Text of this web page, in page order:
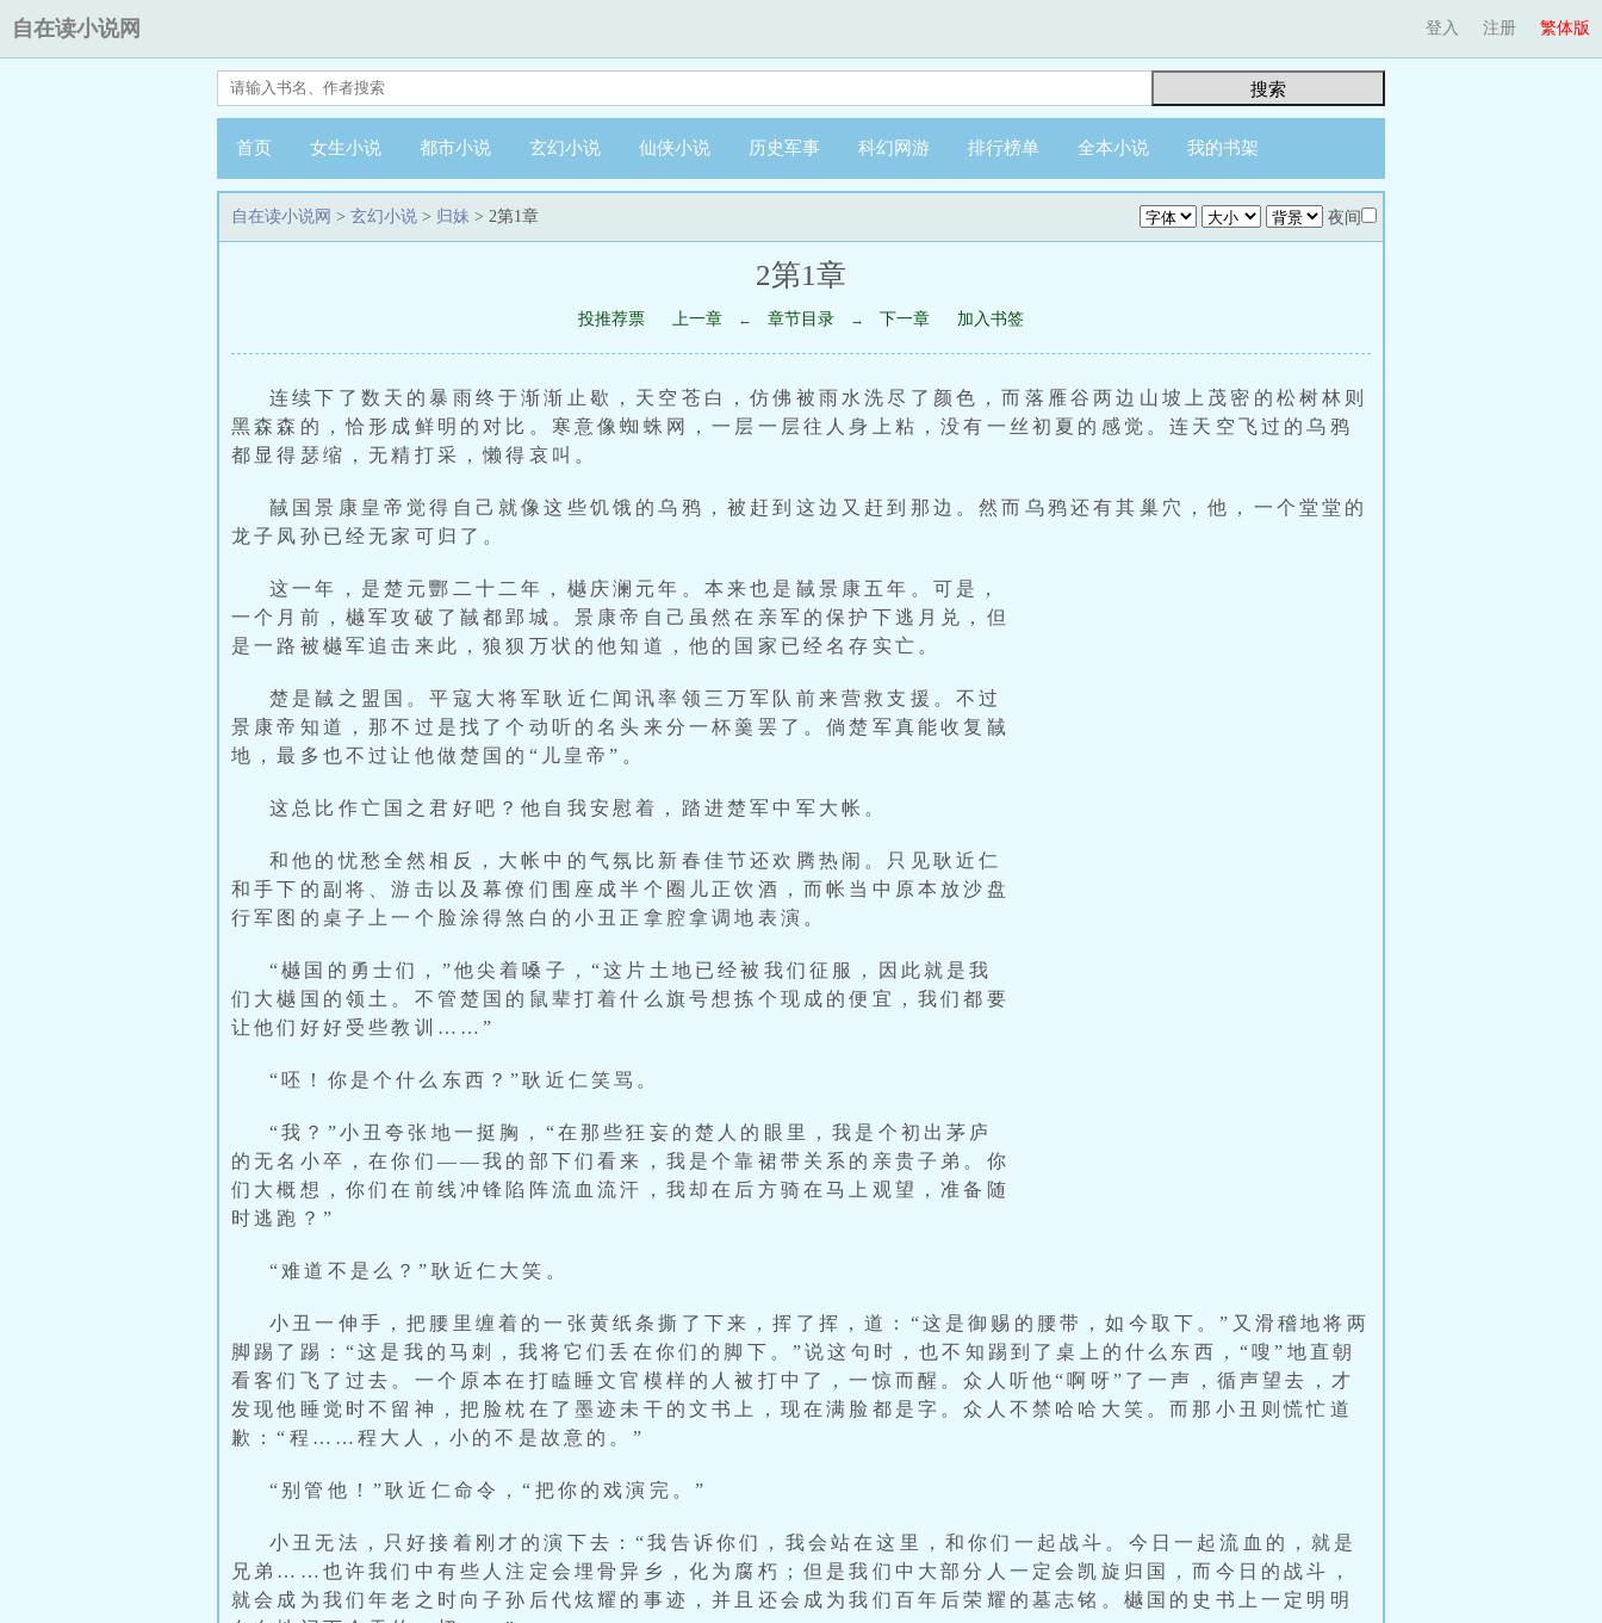
自在读小说网 繁体版
登入 注册
搜索
首页 女生小说 都市小说 玄幻小说 仙侠小说 历史军事 科幻网游 排行榜单 全本小说 我的书架
自在读小说网 > 玄幻小说 > 归妹 > 2第1章 夜间
2第1章
投推荐票 上一章 ← 章节目录 → 下一章 加入书签
连续下了数天的暴雨终于渐渐止歇，天空苍白，仿佛被雨水洗尽了颜色，而落雁谷两边山坡上茂密的松树林则
黑森森的，恰形成鲜明的对比。寒意像蜘蛛网，一层一层往人身上粘，没有一丝初夏的感觉。连天空飞过的乌鸦
都显得瑟缩，无精打采，懒得哀叫。
馘国景康皇帝觉得自己就像这些饥饿的乌鸦，被赶到这边又赶到那边。然而乌鸦还有其巢穴，他，一个堂堂的
龙子凤孙已经无家可归了。
这一年，是楚元酆二十二年，樾庆澜元年。本来也是馘景康五年。可是，
一个月前，樾军攻破了馘都郢城。景康帝自己虽然在亲军的保护下逃月兑，但
是一路被樾军追击来此，狼狈万状的他知道，他的国家已经名存实亡。
楚是馘之盟国。平寇大将军耿近仁闻讯率领三万军队前来营救支援。不过
景康帝知道，那不过是找了个动听的名头来分一杯羹罢了。倘楚军真能收复馘
地，最多也不过让他做楚国的“儿皇帝”。
这总比作亡国之君好吧？他自我安慰着，踏进楚军中军大帐。
和他的忧愁全然相反，大帐中的气氛比新春佳节还欢腾热闹。只见耿近仁
和手下的副将、游击以及幕僚们围座成半个圈儿正饮酒，而帐当中原本放沙盘
行军图的桌子上一个脸涂得煞白的小丑正拿腔拿调地表演。
“樾国的勇士们，”他尖着嗓子，“这片土地已经被我们征服，因此就是我
们大樾国的领土。不管楚国的鼠辈打着什么旗号想拣个现成的便宜，我们都要
让他们好好受些教训……”
“呸！你是个什么东西？”耿近仁笑骂。
“我？”小丑夸张地一挺胸，“在那些狂妄的楚人的眼里，我是个初出茅庐
的无名小卒，在你们——我的部下们看来，我是个靠裙带关系的亲贵子弟。你
们大概想，你们在前线冲锋陷阵流血流汗，我却在后方骑在马上观望，准备随
时逃跑？”
“难道不是么？”耿近仁大笑。
小丑一伸手，把腰里缠着的一张黄纸条撕了下来，挥了挥，道：“这是御赐的腰带，如今取下。”又滑稽地将两
脚踢了踢：“这是我的马刺，我将它们丢在你们的脚下。”说这句时，也不知踢到了桌上的什么东西，“嗖”地直朝
看客们飞了过去。一个原本在打瞌睡文官模样的人被打中了，一惊而醒。众人听他“啊呀”了一声，循声望去，才
发现他睡觉时不留神，把脸枕在了墨迹未干的文书上，现在满脸都是字。众人不禁哈哈大笑。而那小丑则慌忙道
歉：“程……程大人，小的不是故意的。”
“别管他！”耿近仁命令，“把你的戏演完。”
小丑无法，只好接着刚才的演下去：“我告诉你们，我会站在这里，和你们一起战斗。今日一起流血的，就是
兄弟……也许我们中有些人注定会埋骨异乡，化为腐朽；但是我们中大部分人一定会凯旋归国，而今日的战斗，
就会成为我们年老之时向子孙后代炫耀的事迹，并且还会成为我们百年后荣耀的墓志铭。樾国的史书上一定明明